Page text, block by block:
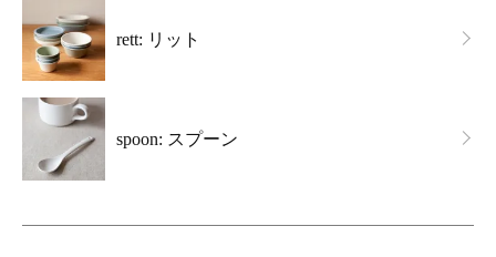
rett: リット
spoon: スプーン